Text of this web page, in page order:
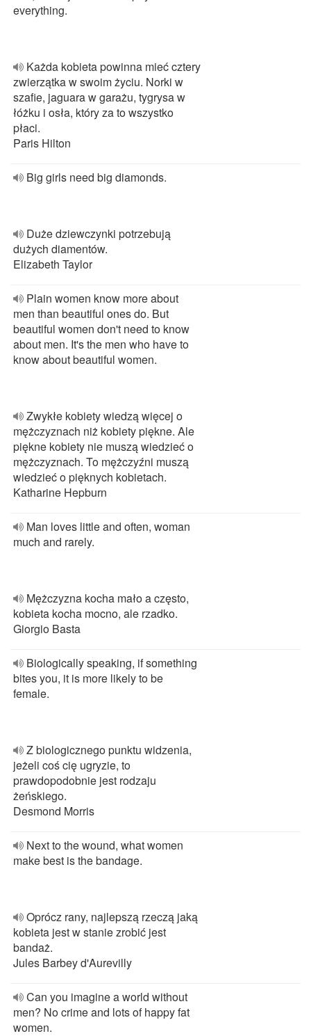
everything.
Każda kobieta powinna mieć cztery
zwierzątka w swoim życiu. Norki w
szafie, jaguara w garażu, tygrysa w
łóżku i osła, który za to wszystko
płaci.
Paris Hilton
Big girls need big diamonds.
Duże dziewczynki potrzebują
dużych diamentów.
Elizabeth Taylor
Plain women know more about
men than beautiful ones do. But
beautiful women don't need to know
about men. It's the men who have to
know about beautiful women.
Zwykłe kobiety wiedzą więcej o
mężczyznach niż kobiety piękne. Ale
piękne kobiety nie muszą wiedzieć o
mężczyznach. To mężczyźni muszą
wiedzieć o pięknych kobietach.
Katharine Hepburn
Man loves little and often, woman
much and rarely.
Mężczyzna kocha mało a często,
kobieta kocha mocno, ale rzadko.
Giorgio Basta
Biologically speaking, if something
bites you, it is more likely to be
female.
Z biologicznego punktu widzenia,
jeżeli coś cię ugryzie, to
prawdopodobnie jest rodzaju
żeńskiego.
Desmond Morris
Next to the wound, what women
make best is the bandage.
Oprócz rany, najlepszą rzeczą jaką
kobieta jest w stanie zrobić jest
bandaż.
Jules Barbey d'Aurevilly
Can you imagine a world without
men? No crime and lots of happy fat
women.